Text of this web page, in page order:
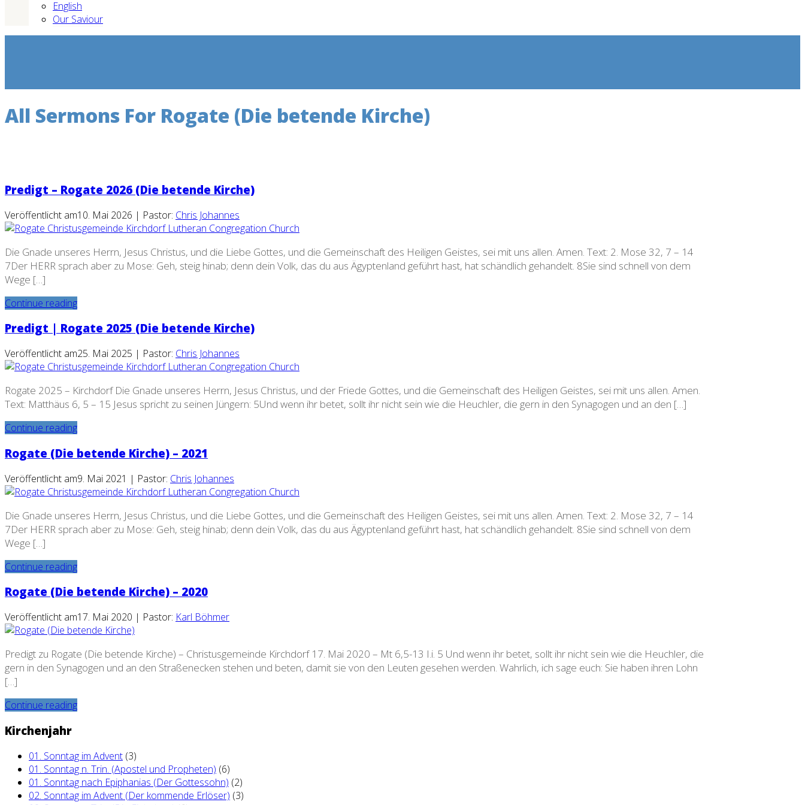
English
Our Saviour
All Sermons For Rogate (Die betende Kirche)
Predigt – Rogate 2026 (Die betende Kirche)
Veröffentlicht am10. Mai 2026 | Pastor: Chris Johannes
Die Gnade unseres Herrn, Jesus Christus, und die Liebe Gottes, und die Gemeinschaft des Heiligen Geistes, sei mit uns allen. Amen. Text: 2. Mose 32, 7 – 14
7Der HERR sprach aber zu Mose: Geh, steig hinab; denn dein Volk, das du aus Ägyptenland geführt hast, hat schändlich gehandelt. 8Sie sind schnell von dem
Wege […]
Continue reading
Predigt | Rogate 2025 (Die betende Kirche)
Veröffentlicht am25. Mai 2025 | Pastor: Chris Johannes
Rogate 2025 – Kirchdorf Die Gnade unseres Herrn, Jesus Christus, und der Friede Gottes, und die Gemeinschaft des Heiligen Geistes, sei mit uns allen. Amen.
Text: Matthäus 6, 5 – 15 Jesus spricht zu seinen Jüngern: 5Und wenn ihr betet, sollt ihr nicht sein wie die Heuchler, die gern in den Synagogen und an den […]
Continue reading
Rogate (Die betende Kirche) – 2021
Veröffentlicht am9. Mai 2021 | Pastor: Chris Johannes
Die Gnade unseres Herrn, Jesus Christus, und die Liebe Gottes, und die Gemeinschaft des Heiligen Geistes, sei mit uns allen. Amen. Text: 2. Mose 32, 7 – 14
7Der HERR sprach aber zu Mose: Geh, steig hinab; denn dein Volk, das du aus Ägyptenland geführt hast, hat schändlich gehandelt. 8Sie sind schnell von dem
Wege […]
Continue reading
Rogate (Die betende Kirche) – 2020
Veröffentlicht am17. Mai 2020 | Pastor: Karl Böhmer
Predigt zu Rogate (Die betende Kirche) – Christusgemeinde Kirchdorf 17. Mai 2020 – Mt 6,5-13 I.i. 5 Und wenn ihr betet, sollt ihr nicht sein wie die Heuchler, die
gern in den Synagogen und an den Straßenecken stehen und beten, damit sie von den Leuten gesehen werden. Wahrlich, ich sage euch: Sie haben ihren Lohn
[…]
Continue reading
Kirchenjahr
01. Sonntag im Advent (3)
01. Sonntag n. Trin. (Apostel und Propheten) (6)
01. Sonntag nach Epiphanias (Der Gottessohn) (2)
02. Sonntag im Advent (Der kommende Erlöser) (3)